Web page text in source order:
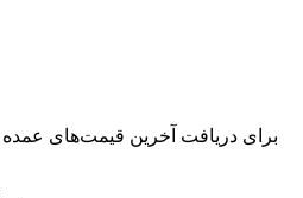
برای دریافت آخرین قیمت‌های عمده